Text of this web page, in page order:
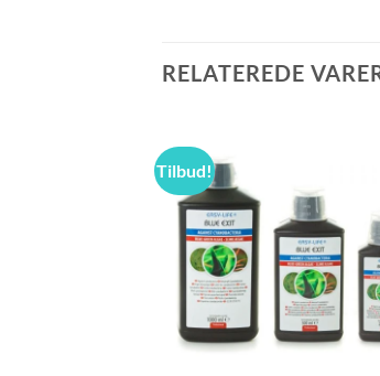
RELATEREDE
Tilbud!